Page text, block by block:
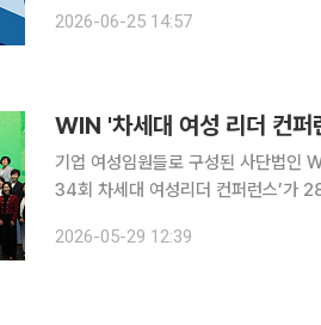
승진율 격차가 확대되면서 여성의 고
2026-06-25 14:57
WIN '차세대 여성 리더 컨
기업 여성임원들로 구성된 사단법
34회 차세대 여성리더 컨퍼런스’가
2026-05-29 12:39